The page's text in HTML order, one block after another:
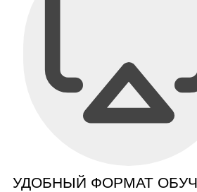
УДОБНЫЙ ФОРМАТ